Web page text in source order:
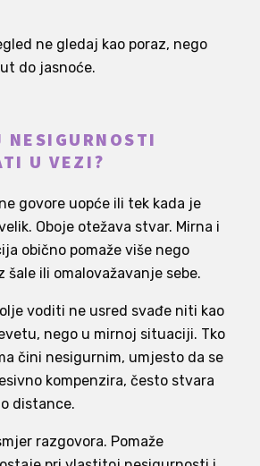
ne gledaj kao poraz, nego
do jasnoće.
NESIGURNOSTI
U VEZI?
govore uopće ili tek kada je
Oboje otežava stvar. Mirna i
obično pomaže više nego
šale ili omalovažavanje sebe.
voditi ne usred svađe niti kao
nego u mirnoj situaciji. Tko
čini nesigurnim, umjesto da se
kompenzira, često stvara
distance.
razgovora. Pomaže